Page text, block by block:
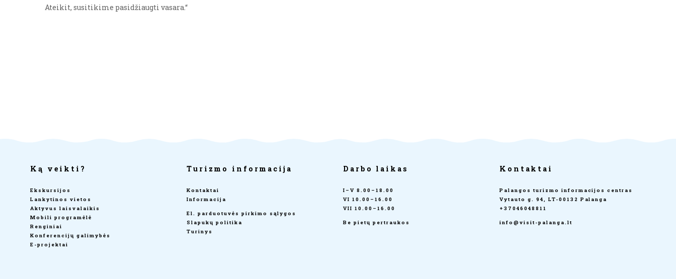
Ateikit, susitikime pasidžiaugti vasara.“
Ką veikti?
Ekskursijos
Lankytinos vietos
Aktyvus laisvalaikis
Mobili programėlė
Renginiai
Konferencijų galimybės
E-projektai
Turizmo informacija
Kontaktai
Informacija
El. parduotuvės pirkimo sąlygos
Slapukų politika
Turinys
Darbo laikas
I–V 8.00–18.00
VI 10.00–16.00
VII 10.00–16.00
Be pietų pertraukos
Kontaktai
Palangos turizmo informacijos centras
Vytauto g. 94, LT-00132 Palanga
+37046048811
info@visit-palanga.lt